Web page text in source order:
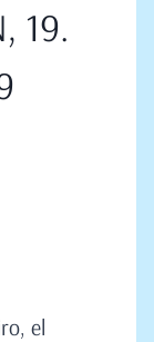
19.
el